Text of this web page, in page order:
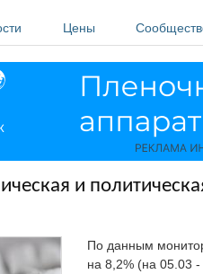
Цены
и
По данным
на 8,2% (на 05.03